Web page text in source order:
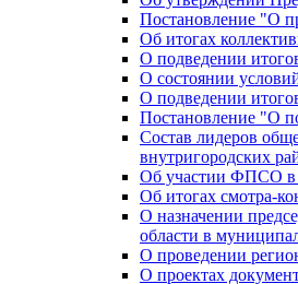
Постановление "О
Об итогах
О подведении
О состоянии
О подведении
Постановление "О
Состав лидеров
внутригородских
Об участии ФПСО в
Об итогах смотра-
О назначении
области в
О проведении
О проектах